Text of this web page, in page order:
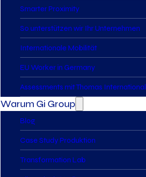
Smarter Proximity
So unterstützen wir Ihr Unternehmen
Internationale Mobilität
EU Worker in Germany
Assessments mit Thomas International
Warum Gi Group
Blog
Case Study Produktion
Transformation Lab